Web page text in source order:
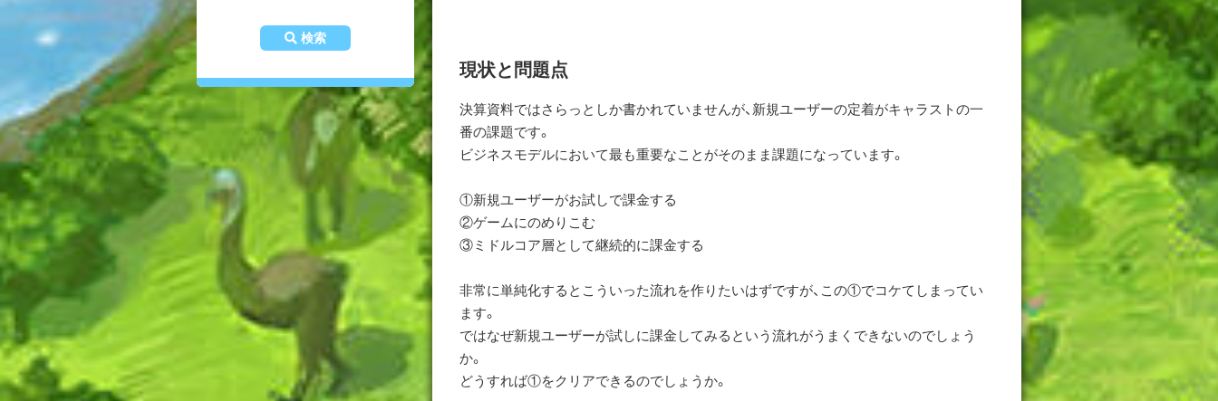
検索
現状と問題点
決算資料ではさらっとしか書かれていませんが、新規ユーザーの定着がキャラストの一
番の課題です。
ビジネスモデルにおいて最も重要なことがそのまま課題になっています。
①新規ユーザーがお試しで課金する
②ゲームにのめりこむ
③ミドルコア層として継続的に課金する
非常に単純化するとこういった流れを作りたいはずですが、この①でコケてしまってい
ます。
ではなぜ新規ユーザーが試しに課金してみるという流れがうまくできないのでしょう
か。
どうすれば①をクリアできるのでしょうか。